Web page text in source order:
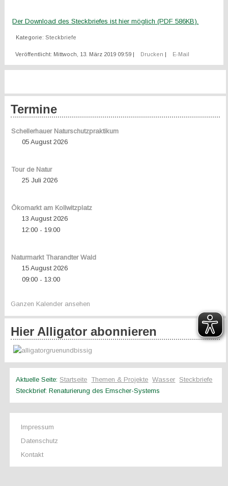
Der Download des Steckbriefes ist hier möglich (PDF 586KB).
Kategorie:Steckbriefe
Veröffentlicht: Mittwoch, 13. März 2019 09:59 | Drucken | E-Mail
Termine
Schellerhauer Naturschutzpraktikum
05 August 2026
Tour de Natur
25 Juli 2026
Ökomarkt am Kollwitzplatz
13 August 2026
12:00- 19:00
Naturmarkt Tharandter Wald
15 August 2026
09:00- 13:00
Ganzen Kalender ansehen
Hier Alligator abonnieren
Aktuelle Seite:Startseite Themen & Projekte Wasser Steckbriefe
Steckbrief: Renaturierung des Emscher-Systems
Impressum
Datenschutz
Kontakt